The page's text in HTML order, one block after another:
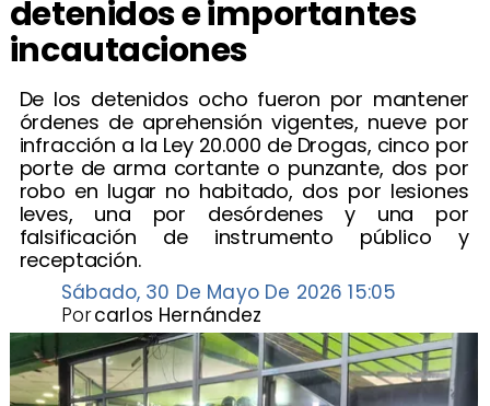
detenidos e importantes
incautaciones
De los detenidos ocho fueron por mantener
órdenes de aprehensión vigentes, nueve por
infracción a la Ley 20.000 de Drogas, cinco por
porte de arma cortante o punzante, dos por
robo en lugar no habitado, dos por lesiones
leves, una por desórdenes y una por
falsificación de instrumento público y
receptación.
Sábado, 30 De Mayo De 2026 15:05
carlos Hernández
Por